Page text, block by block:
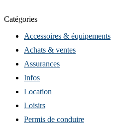
Catégories
Accessoires & équipements
Achats & ventes
Assurances
Infos
Location
Loisirs
Permis de conduire